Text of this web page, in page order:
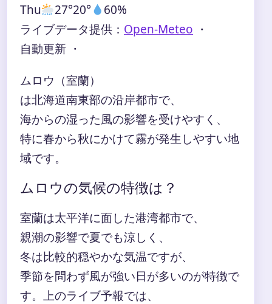
Thu
27°20°
60%
ライブデータ提供： Open-Meteo ・
自動更新 ・
ムロウ（室蘭）
は北海道南東部の沿岸都市で、
海からの湿った風の影響を受けやすく、
特に春から秋にかけて霧が発生しやすい地
域です。
ムロウの気候の特徴は？
室蘭は太平洋に面した港湾都市で、
親潮の影響で夏でも涼しく、
冬は比較的穏やかな気温ですが、
季節を問わず風が強い日が多いのが特徴で
す。上のライブ予報では、